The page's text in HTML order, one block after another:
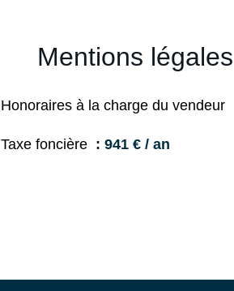
Mentions légales
Honoraires à la charge du vendeur
Taxe foncière 941 € / an